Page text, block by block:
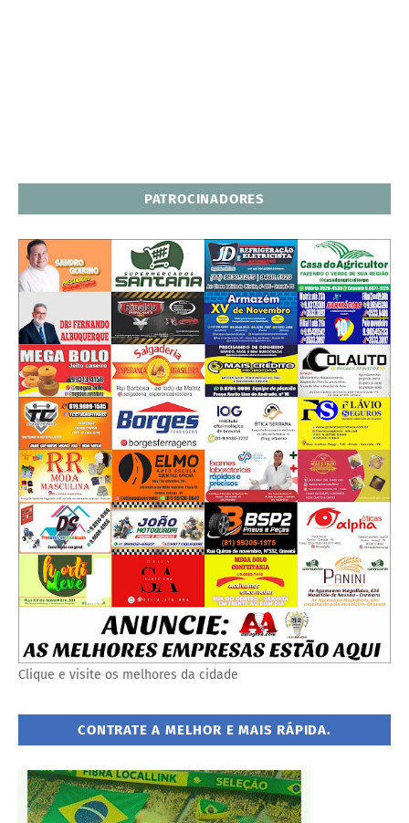
PATROCINADORES
Clique e visite os melhores da cidade
CONTRATE A MELHOR E MAIS RÁPIDA.